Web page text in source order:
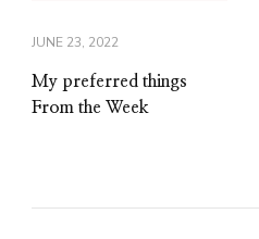
JUNE 23, 2022
My preferred things
From the Week